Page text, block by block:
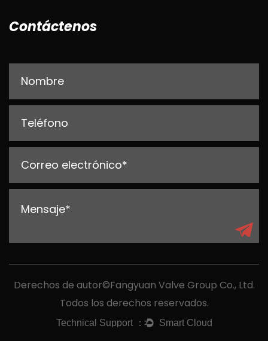
Contáctenos
Derechos de autor©Fangyuan Valve Group Co., Ltd.
Todos los derechos reservados.